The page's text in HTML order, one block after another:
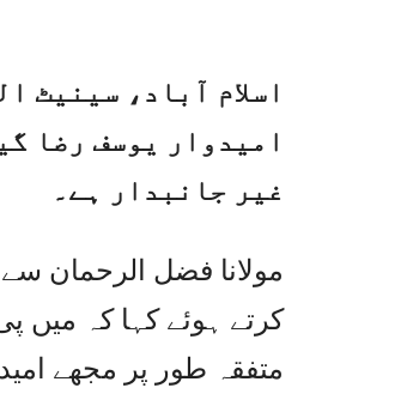
اسلام آباد، سینیٹ
امیدوار یوسف رضا
غیر جانبدار ہے۔
مولانا فضل الرحمان
کرتے ہوئے کہا کہ میں
متفقہ طور پر مجھے